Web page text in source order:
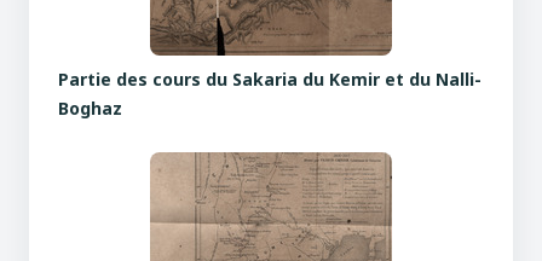
Partie des cours du Sakaria du Kemir et du Nalli-
Boghaz